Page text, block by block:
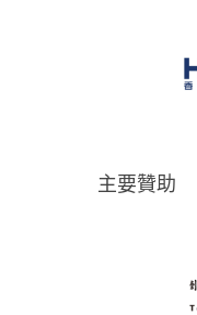
主要贊助